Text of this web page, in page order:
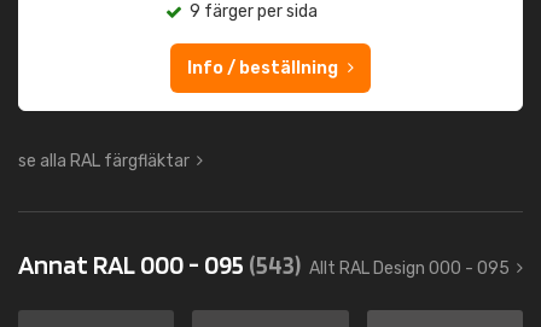
9 färger per sida
Info / beställning
se alla RAL färgfläktar
Annat RAL 000 - 095 (543) Allt RAL Design 000 - 095